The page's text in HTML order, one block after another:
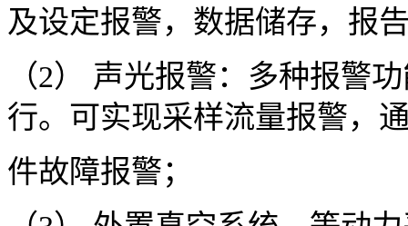
及设定报警，数据储存，报
（2） 声光报警：多种报警
行。可实现采样流量报警，
件故障报警；